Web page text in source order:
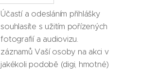
Účastí a odesláním přihlášky
souhlasíte s užitím pořízených
fotografií a audiovizu.
záznamů Vaší osoby na akci v
jakékoli podobě (digi, hmotné)